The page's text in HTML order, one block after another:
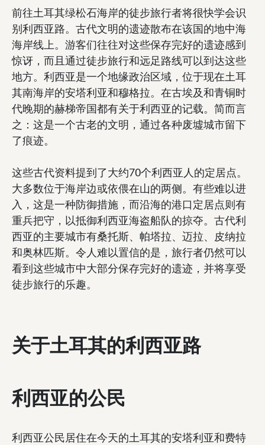
前往土耳其绿松石海岸的徒步旅行者将很快学会识
别利西亚路。古代文明的遗迹散布在该国的地中海
海岸线上。游客们往往对这些保存完好的遗迹感到
惊讶，而且通过徒步旅行和远足路线可以到达这些
地方。利西亚是一个地缘政治区域，位于现在土耳
其南海岸的安塔利亚和穆格拉。在古埃及和青铜时
代晚期的赫梯帝国都有关于利西亚的记载。简而言
之：这是一个古老的文明，通过各种废墟城市留下
了痕迹。
这些古代资料提到了大约70个利西亚人的定居点。
大多数位于海岸边或依偎在山的两侧。有些难以进
入，这是一种防御措施，而沿海的港口定居点则有
重兵把守，以抵御利西亚海盗船队的掠夺。古代利
西亚的主要城市有桑托斯、帕塔拉、迈拉、皮纳拉
和奥林匹斯。令人难以置信的是，旅行者仍然可以
看到这些城市中大部分保存完好的遗迹，并将享受
徒步旅行的乐趣。
关于土耳其的利西亚路
利西亚的公民
利西亚公民居住在今天的土耳其的安塔利亚和费特